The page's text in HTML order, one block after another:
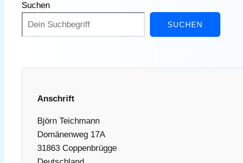
Suchen
SUCHEN
Anschrift
Björn Teichmann
Domänenweg 17A
31863 Coppenbrügge